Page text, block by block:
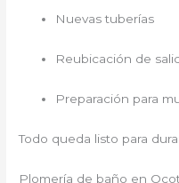
Nuevas tuberías
Reubicación de
Preparación para
Todo queda listo para
Plomería de baño en